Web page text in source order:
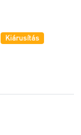
Kiárusítás